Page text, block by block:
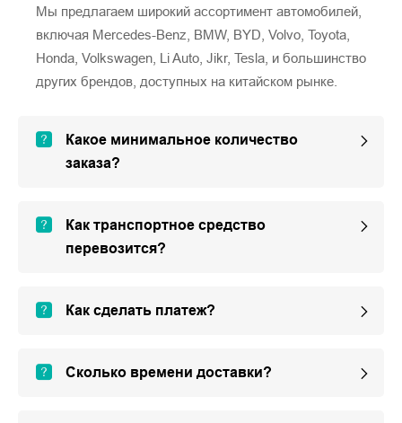
Мы предлагаем широкий ассортимент автомобилей,
включая Mercedes-Benz, BMW, BYD, Volvo, Toyota,
Honda, Volkswagen, Li Auto, Jikr, Tesla, и большинство
других брендов, доступных на китайском рынке.
Какое минимальное количество
заказа?
Как транспортное средство
перевозится?
Как сделать платеж?
Сколько времени доставки?